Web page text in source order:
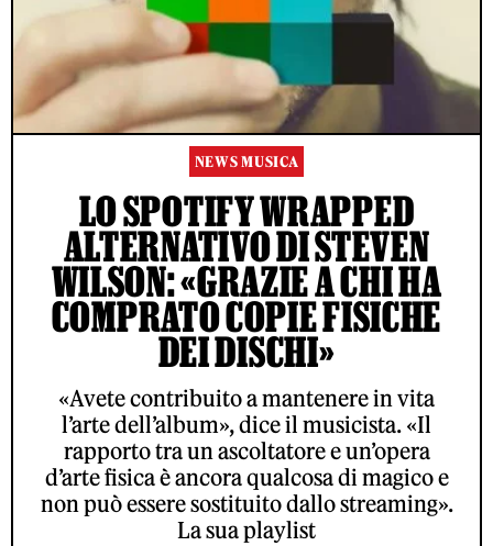
NEWS MUSICA
LO SPOTIFY WRAPPED
ALTERNATIVO DI STEVEN
WILSON: «GRAZIE A CHI HA
COMPRATO COPIE FISICHE
DEI DISCHI»
«Avete contribuito a mantenere in vita
l’arte dell’album», dice il musicista. «Il
rapporto tra un ascoltatore e un’opera
d’arte fisica è ancora qualcosa di magico e
non può essere sostituito dallo streaming».
La sua playlist